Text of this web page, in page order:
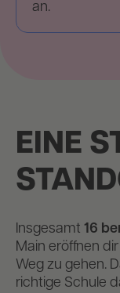
an.
EINE
Insgesamt 16
Main eröffnen
Weg zu gehen.
richtige Schule